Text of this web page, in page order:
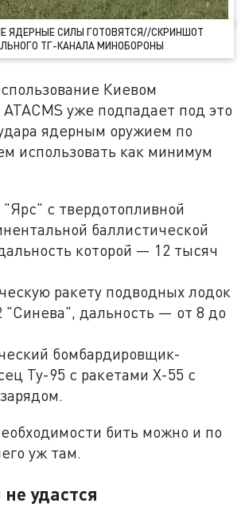
ЯДЕРНЫЕ СИЛЫ ГОТОВЯТСЯ//СКРИНШОТ
ТГ-КАНАЛА МИНОБОРОНЫ
Киевом
уже подпадает под это
ядерным оружием по
использовать как минимум
с твердотопливной
баллистической
которой — 12 тысяч
ракету подводных лодок
дальность — от 8 до
бомбардировщик-
Ту-95 с ракетами Х-55 с
бить можно и по
уж там.
удастся